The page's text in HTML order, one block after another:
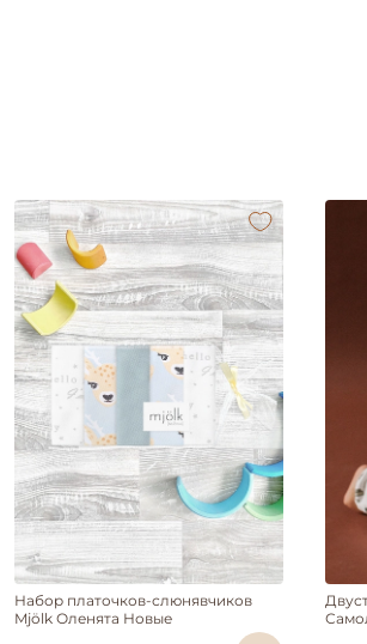
Набор платочков-слюнявчиков
Mjölk Оленята Новые